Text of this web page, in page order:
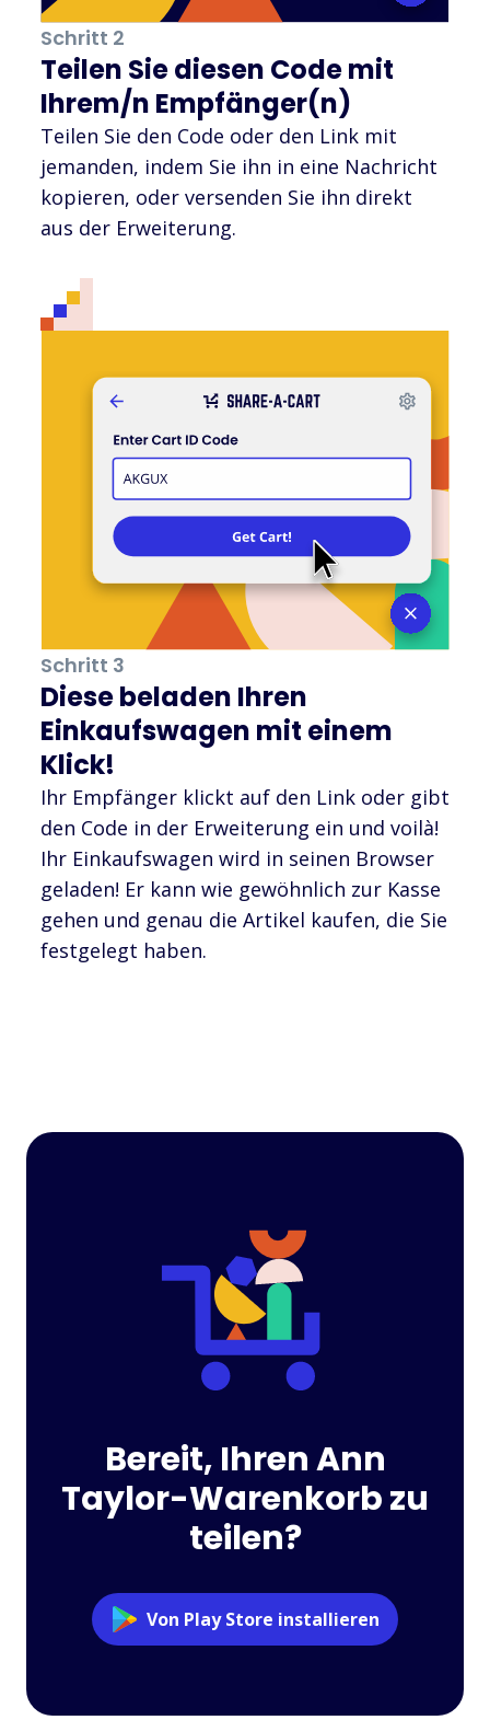
Schritt 2
Teilen Sie diesen Code mit
Ihrem/n Empfänger(n)
Teilen Sie den Code oder den Link mit
jemanden, indem Sie ihn in eine Nachricht
kopieren, oder versenden Sie ihn direkt
aus der Erweiterung.
Schritt 3
Diese beladen Ihren
Einkaufswagen mit einem
Klick!
Ihr Empfänger klickt auf den Link oder gibt
den Code in der Erweiterung ein und voilà!
Ihr Einkaufswagen wird in seinen Browser
geladen! Er kann wie gewöhnlich zur Kasse
gehen und genau die Artikel kaufen, die Sie
festgelegt haben.
Bereit, Ihren Ann
Taylor-Warenkorb zu
teilen?
Von Play Store installieren